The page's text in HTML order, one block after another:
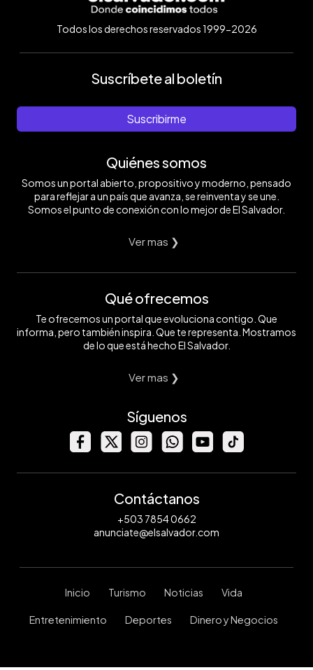
Todos los derechos reservados 1999-2026
Suscríbete al boletín
Suscribirme
Quiénes somos
Somos un portal abierto, propositivo y moderno, pensado
para reflejar a un país que avanza, se reinventa y se une.
Somos el punto de conexión con lo mejor de El Salvador.
Ver mas ❯
Qué ofrecemos
Te ofrecemos un portal que evoluciona contigo. Que
informa, pero también inspira. Que te representa. Mostramos
de lo que está hecho El Salvador.
Ver mas ❯
Síguenos
Contáctanos
+503 7854 0662
anunciate@elsalvador.com
Inicio Turismo Noticias Vida
Entretenimiento Deportes Dinero y Negocios